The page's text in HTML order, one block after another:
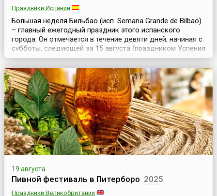
Праздники Испании
Большая неделя Бильбао (исп. Semana Grande de Bilbao)
– главный ежегодный праздник этого испанского
города. Он отмечается в течение девяти дней, начиная с
субботы, следующей за 15 августа (праздником Успения
Богородицы).Официальный статус праздник получил в
1978 году, хотя и прежде в августе в Бильбао проходили
разнообразные увеселительные мероприятия – ярмарки,
корриды, состязания силачей, ци...
19 августа
Пивной фестиваль в Питерборо 2025
Праздники Великобритании